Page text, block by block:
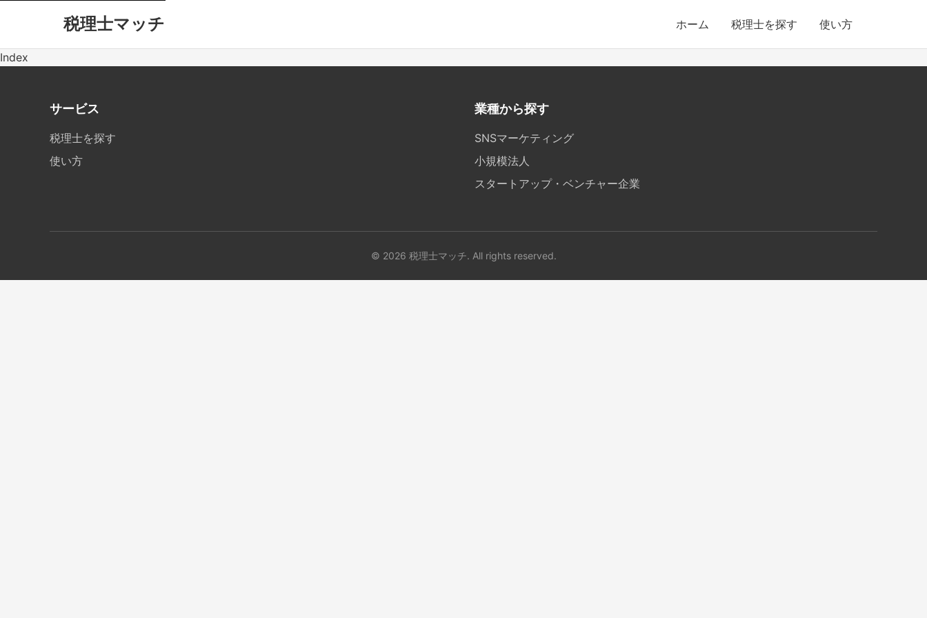
税理士マッチ ホーム 税理士を探す 使い方
Index
サービス
税理士を探す
使い方
業種から探す
SNSマーケティング
小規模法人
スタートアップ・ベンチャー企業
© 2026 税理士マッチ. All rights reserved.